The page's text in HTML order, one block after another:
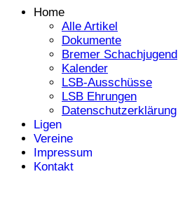
Home
Alle Artikel
Dokumente
Bremer Schachjugend
Kalender
LSB-Ausschüsse
LSB Ehrungen
Datenschutzerklärung
Ligen
Vereine
Impressum
Kontakt